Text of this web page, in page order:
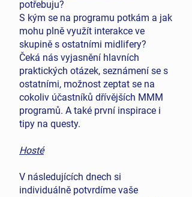
potřebuju?
S kým se na programu potkám a jak
mohu plně využít interakce ve
skupině s ostatními midlifery?
Čeká nás vyjasnění hlavních
praktických otázek, seznámení se s
ostatními, možnost zeptat se na
cokoliv účastníků dřívějších MMM
programů. A také první inspirace i
tipy na questy.
Hosté
V následujících dnech si
individuálně potvrdíme vaše